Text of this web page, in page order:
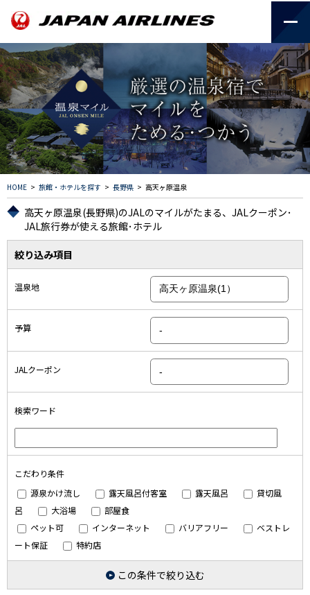
HOME > 旅館・ホテルを探す > 長野県 > 高天ヶ原温泉
高天ヶ原温泉(長野県)のJALのマイルがたまる、JALクーポン･
JAL旅行券が使える旅館･ホテル
絞り込み項目
温泉地
予算
JALクーポン
検索ワード
こだわり条件
源泉かけ流し
露天風呂付客室 露天風呂
貸切風
呂
大浴場
部屋食
ペット可
インターネット バリアフリー
ベストレ
ート保証
特約店
この条件で絞り込む